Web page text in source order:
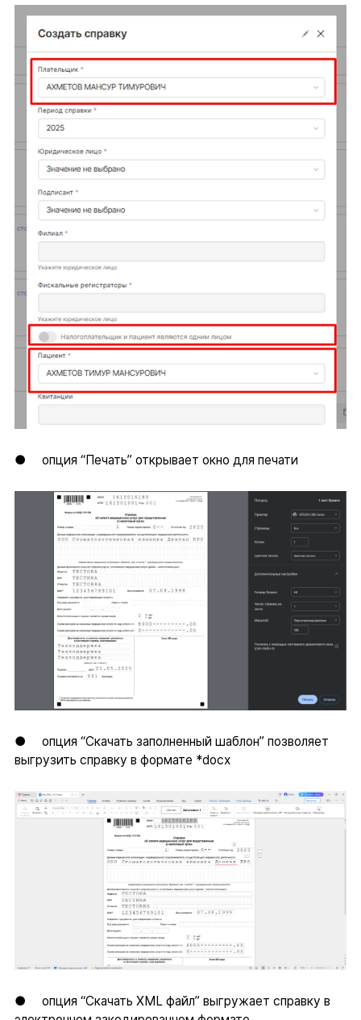
● опция “Печать” открывает окно для печати
● опция “Скачать заполненный шаблон” позволяет
выгрузить справку в формате *docx
● опция “Скачать XML файл” выгружает справку в